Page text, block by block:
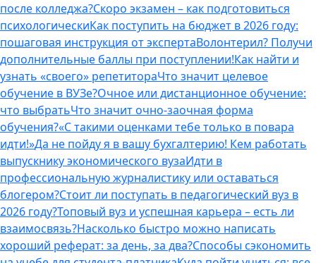
после колледжа?Скоро экзамен – как подготовиться
психологическиКак поступить на бюджет в 2026 году:
пошаговая инструкция от экспертаВолонтерил? Получи
дополнительные баллы при поступлении!Как найти и
узнать «своего» репетитораЧто значит целевое
обучение в ВУЗе?Очное или дистанционное обучение:
что выбратьЧто значит очно-заочная форма
обучения?«С такими оценками тебе только в повара
идти!»Да не пойду я в вашу бухгалтерию! Кем работать
выпускнику экономического вузаИдти в
профессиональную журналистику или оставаться
блогером?Стоит ли поступать в педагогический вуз в
2026 году?Топовый вуз и успешная карьера – есть ли
взаимосвязь?Насколько быстро можно написать
хороший реферат: за день, за два?Способы сэкономить